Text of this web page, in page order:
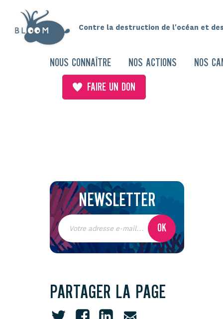
Contre la destruction de l'océan et
NOUS CONNAÎTRE NOS ACTIONS NOS
FAIRE UN DON
NEWSLETTER
PARTAGER LA PAGE